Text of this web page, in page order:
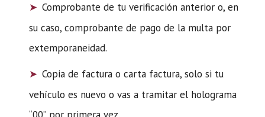
Comprobante de tu verificación anterior o, en
su caso, comprobante de pago de la multa por
extemporaneidad.
Copia de factura o carta factura, solo si tu
vehículo es nuevo o vas a tramitar el holograma